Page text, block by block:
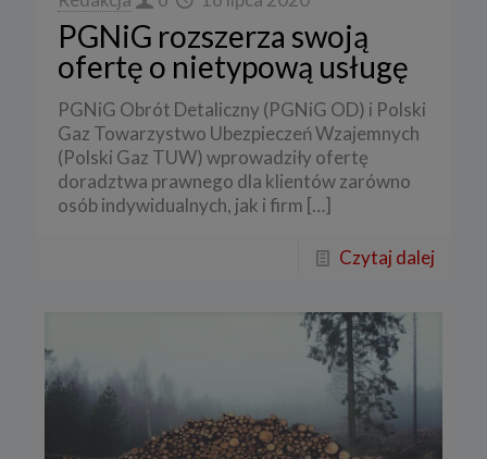
PGNiG rozszerza swoją
ofertę o nietypową usługę
PGNiG Obrót Detaliczny (PGNiG OD) i Polski
Gaz Towarzystwo Ubezpieczeń Wzajemnych
(Polski Gaz TUW) wprowadziły ofertę
doradztwa prawnego dla klientów zarówno
osób indywidualnych, jak i firm […]
Czytaj dalej